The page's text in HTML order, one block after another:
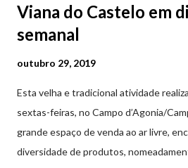
Viana do Castelo em
semanal
outubro 29, 2019
Esta velha e tradicional atividade
sextas-feiras, no Campo d’Agonia/
grande espaço de venda ao ar livre,
diversidade de produtos,